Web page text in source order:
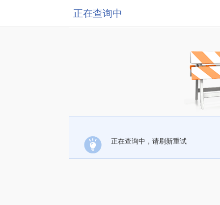
正在查询中
正在查询中，请刷新重试